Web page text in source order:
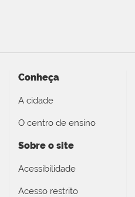
Conheça
A cidade
O centro de ensino
Sobre o site
Acessibilidade
Acesso restrito